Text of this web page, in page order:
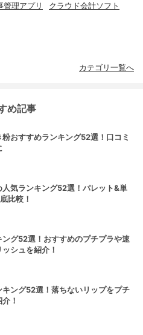
管理アプリ クラウド会計ソフト
カテゴリ一覧へ
め記事
おすすめランキング52選！口コミ
人気ランキング52選！パレット&単
比較！
グ52選！おすすめのプチプラや速
シュを紹介！
ング52選！落ちないリップをプチ
！